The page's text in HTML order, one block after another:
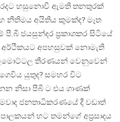
හසුනොවී ඇමති තනතුරක්
නීතිමය අයිතිය කුමක්ද? මෑත
පී.බී ජයසුන්දර ප්‍රකාශකර සිටියේ
අපහසුවක් නොමැති
තීරණයන් වෙනුවෙන්
යුතුද? සමහර විට
නිසා පීබී ට එය ගාණක්
ජනතාධිකරණයේ දී වඩාත්
හට තමන්ගේ අප්‍රසාදය